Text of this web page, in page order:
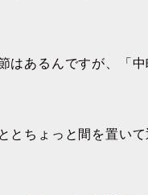
はあるんですが、「
とちょっと間を置いて